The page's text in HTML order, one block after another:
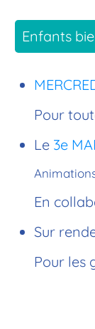
Enfants
Pour
Le 3e
En
Sur
Pour les